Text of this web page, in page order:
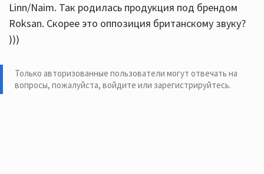
Linn/Naim. Так родилась продукция под брендом
Roksan. Скорее это оппозиция британскому звуку?
)))
Только авторизованные пользователи могут отвечать на
вопросы, пожалуйста, войдите или зарегистрируйтесь.